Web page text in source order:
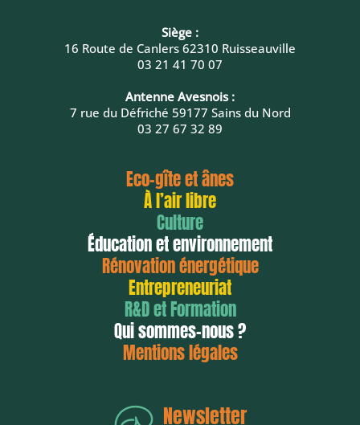
Siège :
16 Route de Canlers 62310 Ruisseauville
03 21 41 70 07
Antenne Avesnois :
7 rue du Défriché 59177 Sains du Nord
03 27 67 32 89
Eco-gîte et ânes
À l’air libre
Culture
Éducation et environnement
Rénovation énergétique
Entrepreneuriat
R&D et Formation
Qui sommes-nous ?
Mentions légales
Newsletter